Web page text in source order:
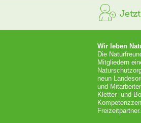
Wir leben
Die
Mitgliedern
neun
und
Kletter- und